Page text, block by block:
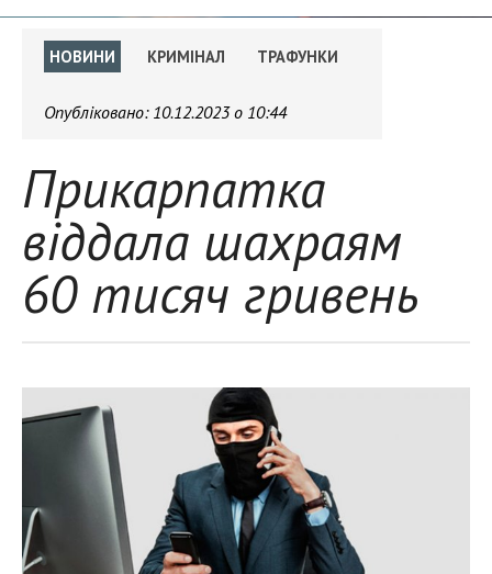
НОВИНИ КРИМІНАЛ ТРАФУНКИ
Опубліковано: 10.12.2023 о 10:44
Прикарпатка
віддала шахраям
60 тисяч гривень